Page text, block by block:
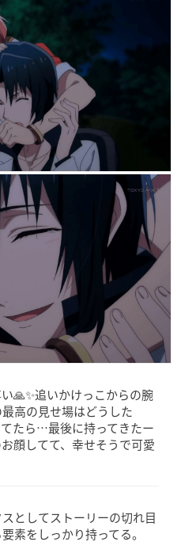
🙏✨追いかけっこからの腕
高の見せ場はどうした
たら…最後に持ってきたー
顔してて、幸せそうで可愛
としてストーリーの切れ目
素をしっかり持ってる。